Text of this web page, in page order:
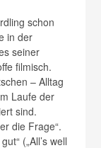
schon
in der
seiner
filmisch.
– Alltag
Laufe der
sind.
die Frage“.
(„All’s well